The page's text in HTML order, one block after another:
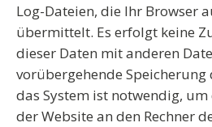
Log-Dateien, die Ihr Browser
übermittelt. Es erfolgt keine
dieser Daten mit anderen
vorübergehende Speicherung
das System ist notwendig,
der Website an den Rechner